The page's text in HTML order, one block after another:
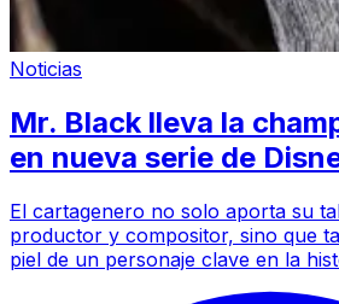
Noticias
Mr. Black lleva la
en nueva serie de
El cartagenero no solo aporta su
productor y compositor, sino que
piel de un personaje clave en la